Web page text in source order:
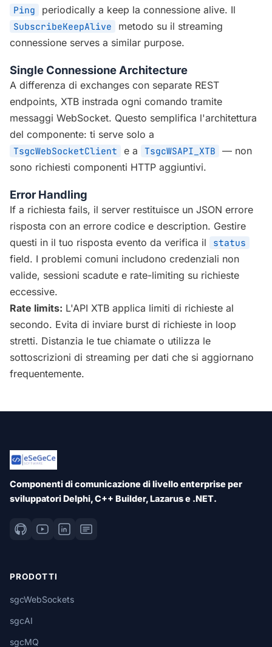
Ping periodically a keep la connessione alive. Il
SubscribeKeepAlive
metodo su il streaming
connessione serves a similar purpose.
Single Connessione Architecture
A differenza di exchanges con separate REST
endpoints, XTB instrada ogni comando tramite
messaggi WebSocket. Questo semplifica l'architettura
del componente: ti serve solo a
TsgcWebSocketClient e a TsgcWSAPI_XTB
— non
sono richiesti componenti HTTP aggiuntivi.
Error Handling
If a richiesta fails, il server restituisce un JSON errore
risposta con an errore codice e description. Gestire
questi in il tuo risposta evento da verifica il
status
field. I problemi comuni includono credenziali non
valide, sessioni scadute e rate-limiting su richieste
eccessive.
Rate limits: L'API XTB applica limiti di richieste al
secondo. Evita di inviare burst di richieste in loop
stretti. Distanzia le tue chiamate o utilizza le
sottoscrizioni di streaming per dati che si aggiornano
frequentemente.
Componenti di comunicazione di livello enterprise per
sviluppatori Delphi, C++ Builder, Lazarus e .NET.
PRODOTTI
sgcWebSockets
sgcAI
sgcMQ